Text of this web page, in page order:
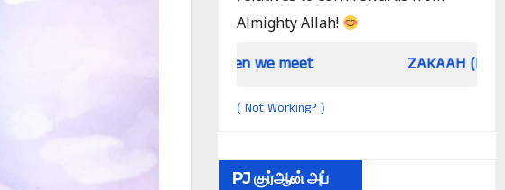
Almighty Allah!
ZAKAAH (In the light of Qur
( Not Working? )
PJ குர்ஆன் அப்